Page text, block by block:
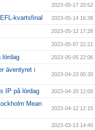
2023-05-17 20:52
kvartsfinal 2023-05-14 16:38
2023-05-12 17:28
2023-05-07 22:21
lördag 2023-05-05 22:06
äventyret i
2023-04-23 00:30
IP på lördag 2023-04-20 12:00
Mean
2023-04-12 12:15
2023-03-13 14:40